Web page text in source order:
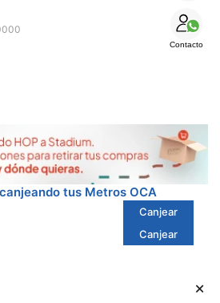
Contacto
tus Metros OCA
Canjear
Canjear